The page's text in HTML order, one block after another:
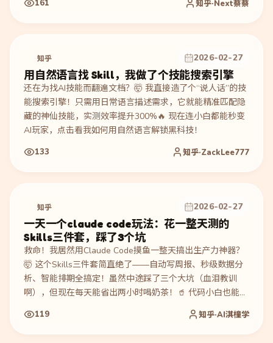
161 知乎·Next蔡蔡
知乎 2026-02-27
用自然语言找 Skill，我做了个技能搜索引擎
还在为找AI技能而翻遍文档？🤯 我直接造了个“说人话”的技
能搜索引擎！只需用日常语言描述需求，它就能精准匹配隐
藏的神仙技能，实测效率提升300%🔥 现在连小白都能秒变
AI玩家，点击看我如何用自然语言解锁黑科技！
133 知乎·ZackLee777
知乎 2026-02-27
一天一个claude code玩法：花一整天测的
Skills三件套，踩了3个坑
救命！我居然用Claude Code摸鱼一整天搞出生产力神器？
🤯 这个Skills三件套简直绝了——自动写周报、秒级数据分
析、智能排期全搞定！虽然中途踩了三个大坑（血泪教训
啊），但现在每天能省出两小时喝奶茶！🥤 代码小白也能照
119 知乎·AI淇橦学